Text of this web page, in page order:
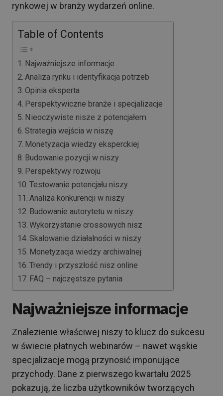
rynkowej w branży wydarzeń online.
Table of Contents
Najważniejsze informacje
Analiza rynku i identyfikacja potrzeb
Opinia eksperta
Perspektywiczne branże i specjalizacje
Nieoczywiste nisze z potencjałem
Strategia wejścia w niszę
Monetyzacja wiedzy eksperckiej
Budowanie pozycji w niszy
Perspektywy rozwoju
Testowanie potencjału niszy
Analiza konkurencji w niszy
Budowanie autorytetu w niszy
Wykorzystanie crossowych nisz
Skalowanie działalności w niszy
Monetyzacja wiedzy archiwalnej
Trendy i przyszłość nisz online
FAQ – najczęstsze pytania
Najważniejsze informacje
Znalezienie właściwej niszy to klucz do sukcesu
w świecie płatnych webinarów – nawet wąskie
specjalizacje mogą przynosić imponujące
przychody. Dane z pierwszego kwartału 2025
pokazują, że liczba użytkowników tworzących